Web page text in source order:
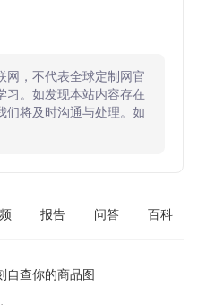
网，不代表全球定制网官
习。如发现本站内容存在
们将及时沟通与处理。如
报告 问答 百科
自查你的商品图